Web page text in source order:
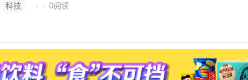
科技 · · 0阅读